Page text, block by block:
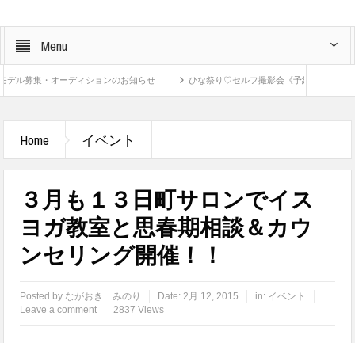
Menu
募集・オーディションのお知らせ ひな祭り♡セルフ撮影会《予約制》
Home イベント
３月も１３日町サロンでイス
ヨガ教室と思春期相談＆カウ
ンセリング開催！！
Posted by ながおき みのり Date:2月 12, 2015 in: イベント
Leave a comment
2837 Views